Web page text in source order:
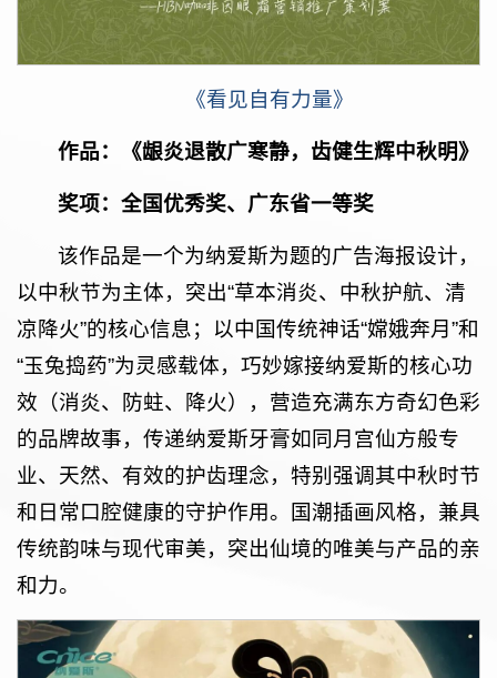
《看见自有力量》
作品：《龈炎退散广寒静，齿健生辉中秋明》
奖项：全国优秀奖、广东省一等奖
该作品是一个为纳爱斯为题的广告海报设计，
以中秋节为主体，突出“草本消炎、中秋护航、清
凉降火”的核心信息；以中国传统神话“嫦娥奔月”和
“玉兔捣药”为灵感载体，巧妙嫁接纳爱斯的核心功
效（消炎、防蛀、降火），营造充满东方奇幻色彩
的品牌故事，传递纳爱斯牙膏如同月宫仙方般专
业、天然、有效的护齿理念，特别强调其中秋时节
和日常口腔健康的守护作用。国潮插画风格，兼具
传统韵味与现代审美，突出仙境的唯美与产品的亲
和力。